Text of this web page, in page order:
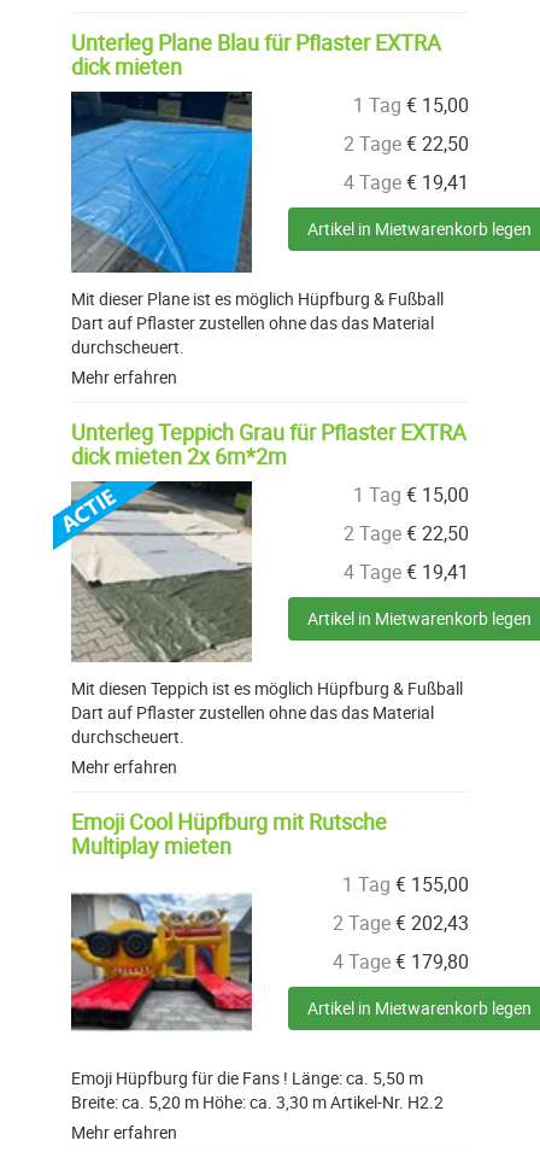
Unterleg Plane Blau für Pflaster EXTRA
dick mieten
1 Tag € 15,00
2 Tage€22,50
4 Tage€ 19,41
Artikel in Mietwarenkorb legen
Mit dieser Plane ist es möglich Hüpfburg & Fußball
Dart auf Pflaster zustellen ohne das das Material
durchscheuert.
Mehr erfahren
Unterleg Teppich Grau für Pflaster EXTRA
dick mieten 2x 6m*2m
1 Tag € 15,00
2 Tage€22,50
4 Tage€ 19,41
Artikel in Mietwarenkorb legen
Mit diesen Teppich ist es möglich Hüpfburg & Fußball
Dart auf Pflaster zustellen ohne das das Material
durchscheuert.
Mehr erfahren
Emoji Cool Hüpfburg mit Rutsche
Multiplay mieten
1 Tag € 155,00
2 Tage€202,43
4 Tage€ 179,80
Artikel in Mietwarenkorb legen
Emoji Hüpfburg für die Fans ! Länge: ca. 5,50 m
Breite: ca. 5,20 m Höhe: ca. 3,30 m Artikel-Nr. H2.2
Mehr erfahren